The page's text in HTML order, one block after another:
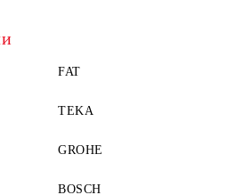
FAT
TEKA
GROHE
BOSCH